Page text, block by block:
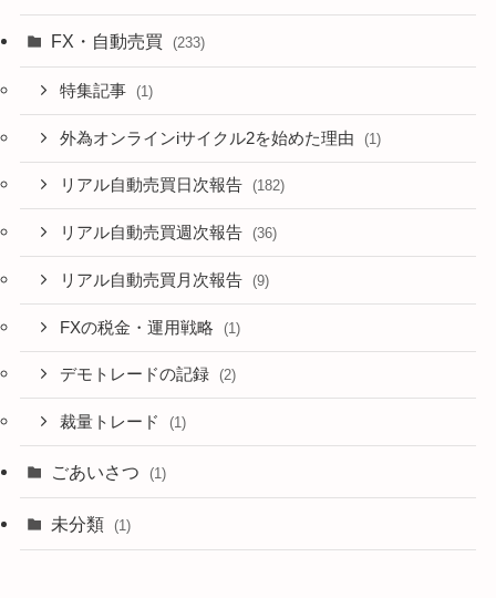
FX・自動売買 (233)
特集記事 (1)
外為オンラインiサイクル2を始めた理由 (1)
リアル自動売買日次報告 (182)
リアル自動売買週次報告 (36)
リアル自動売買月次報告 (9)
FXの税金・運用戦略 (1)
デモトレードの記録 (2)
裁量トレード (1)
ごあいさつ (1)
未分類 (1)